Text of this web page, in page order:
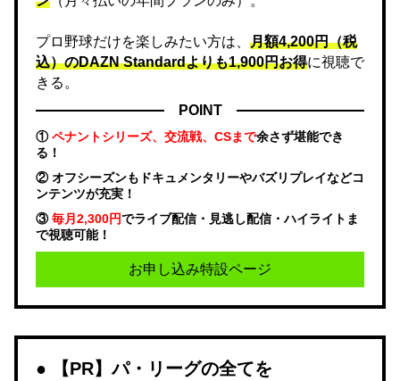
プロ野球だけを楽しみたい方は、 月額4,200円（税
込）のDAZN Standard​よりも1,900円お得に視聴で
きる。
POINT
①ペナントシリーズ、交流戦、CSまで余さず堪能でき
る！
② オフシーズンもドキュメンタリーやバズリプレイなどコ
ンテンツが充実！
③毎月2,300円でライブ配信・見逃し配信・ハイライトま
で視聴可能！
お申し込み特設ページ
【PR】パ・リーグの全てを